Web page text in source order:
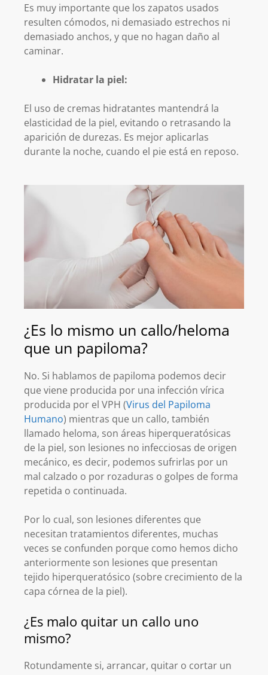
Es muy importante que los zapatos usados
resulten cómodos, ni demasiado estrechos ni
demasiado anchos, y que no hagan daño al
caminar.
Hidratar la piel:
El uso de cremas hidratantes mantendrá la
elasticidad de la piel, evitando o retrasando la
aparición de durezas. Es mejor aplicarlas
durante la noche, cuando el pie está en reposo.
¿Es lo mismo un callo/heloma
que un papiloma?
No. Si hablamos de papiloma podemos decir
que viene producida por una infección vírica
producida por el VPH (Virus del Papiloma
Humano) mientras que un callo, también
llamado heloma, son áreas hiperqueratósicas
de la piel, son lesiones no infecciosas de origen
mecánico, es decir, podemos sufrirlas por un
mal calzado o por rozaduras o golpes de forma
repetida o continuada.
Por lo cual, son lesiones diferentes que
necesitan tratamientos diferentes, muchas
veces se confunden porque como hemos dicho
anteriormente son lesiones que presentan
tejido hiperqueratósico (sobre crecimiento de la
capa córnea de la piel).
¿Es malo quitar un callo uno
mismo?
Rotundamente si, arrancar, quitar o cortar un